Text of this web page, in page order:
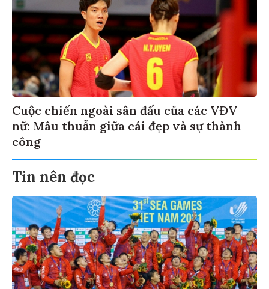
Cuộc chiến ngoài sân đấu của các VĐV
nữ: Mâu thuẫn giữa cái đẹp và sự thành
công
Tin nên đọc